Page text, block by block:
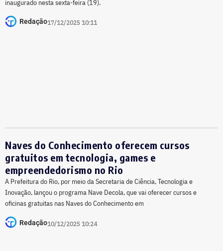
inaugurado nesta sexta-feira (19).
Redação17/12/2025 10:11
Naves do Conhecimento oferecem cursos
gratuitos em tecnologia, games e
empreendedorismo no Rio
A Prefeitura do Rio, por meio da Secretaria de Ciência, Tecnologia e
Inovação, lançou o programa Nave Decola, que vai oferecer cursos e
oficinas gratuitas nas Naves do Conhecimento em
Redação10/12/2025 10:24